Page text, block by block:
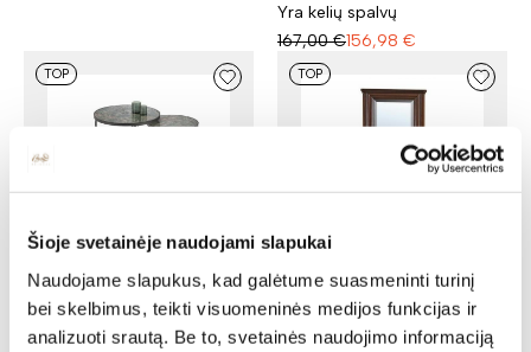
Šioje svetainėje naudojami slapukai
Naudojame slapukus, kad galėtume suasmeninti turinį
bei skelbimus, teikti visuomeninės medijos funkcijas ir
analizuoti srautą. Be to, svetainės naudojimo informaciją
Yra kelių spalvų
167,00 €156,98 €
TOP
Žurnalinis staliukas INES
85,00 € €
TOP
Veidrodis WERSAL W-LP
Ilgis: 64 cm, Gylis: 7 cm,